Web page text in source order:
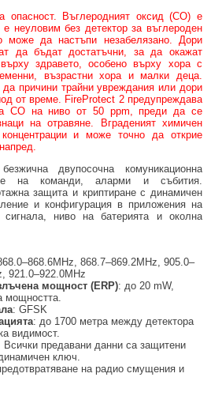
Въглеродният оксид (CO) е
неуловим без детектор за въглероден
може да настъпи незабелязано. Дори
да бъдат достатъчни, за да окажат
здравето, особено върху хора с
възрастни хора и малки деца.
причини трайни увреждания или дори
от време. FireProtect 2 предупреждава
CO на ниво от 50 ppm, преди да се
на отравяне. Вграденият химичен
и може точно да открие
двупосочна комуникационна
на команди, аларми и събития.
защита и криптиране с динамичен
и конфигурация в приложения на
ниво на батерията и околна
868.7–869.2MHz, 905.0–
921.0–922.0MHz
мощност (ERP): до 20 mW,
мощността.
: GFSK
: до 1700 метра между детектора
видимост.
Всички предавани данни са защитени
ключ.
на радио смущения и